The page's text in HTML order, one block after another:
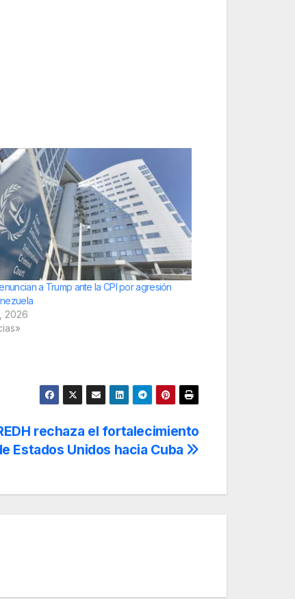
a Trump ante la CPI por agresión
2026
rechaza el fortalecimiento
Estados Unidos hacia Cuba